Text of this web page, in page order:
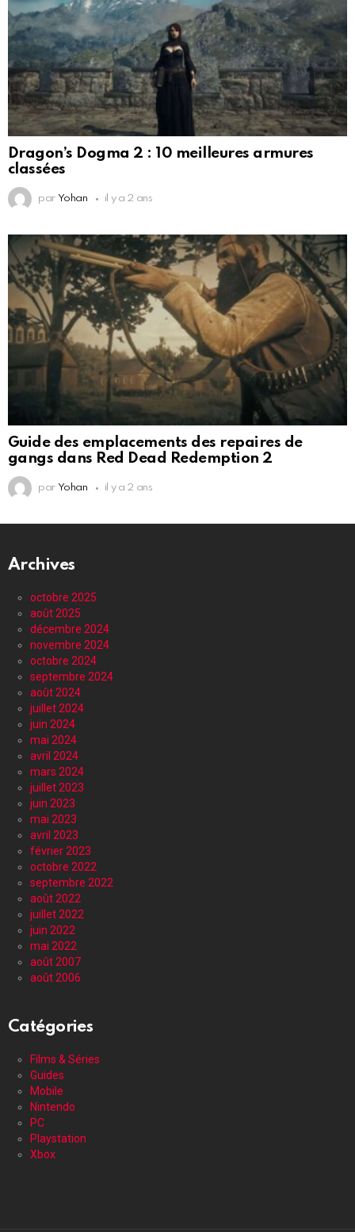
Dragon’s Dogma 2 : 10 meilleures armures
classées
par Yohan il y a 2 ans
Guide des emplacements des repaires de
gangs dans Red Dead Redemption 2
par Yohan il y a 2 ans
Archives
octobre 2025
août 2025
décembre 2024
novembre 2024
octobre 2024
septembre 2024
août 2024
juillet 2024
juin 2024
mai 2024
avril 2024
mars 2024
juillet 2023
juin 2023
mai 2023
avril 2023
février 2023
octobre 2022
septembre 2022
août 2022
juillet 2022
juin 2022
mai 2022
août 2007
août 2006
Catégories
Films & Séries
Guides
Mobile
Nintendo
PC
Playstation
Xbox